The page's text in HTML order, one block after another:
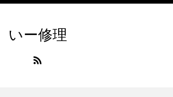
いー修理